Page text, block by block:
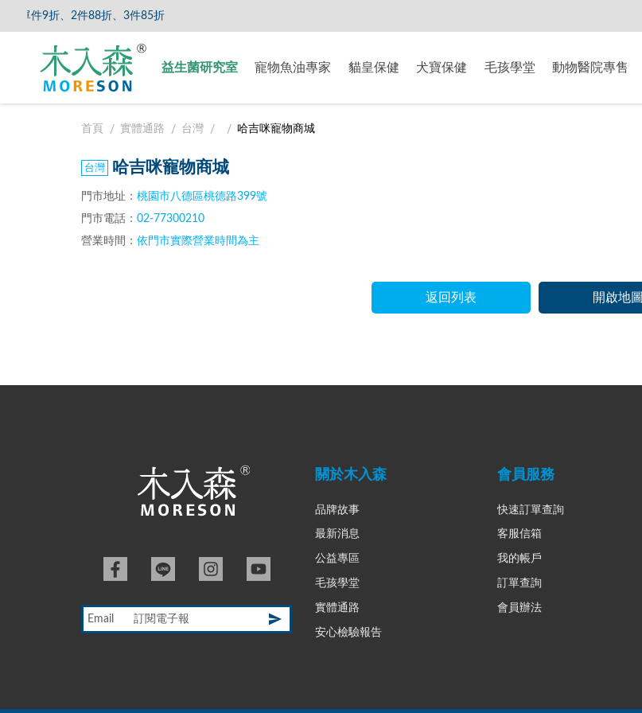
單件9折、2件88折、3件85折
益生菌研究室 寵物魚油專家 貓皇保健 犬寶保健 毛孩學堂 動物醫院專售
首頁 實體通路 台灣 哈吉咪寵物商城
哈吉咪寵物商城
門市地址： 桃園市八德區桃德路399號
門市電話： 02-77300210
營業時間： 依門市實際營業時間為主
返回列表 開啟地圖
關於木入森
品牌故事
最新消息
公益專區
毛孩學堂
實體通路
安心檢驗報告
會員服務
快速訂單查詢
客服信箱
我的帳戶
訂單查詢
會員辦法
Email